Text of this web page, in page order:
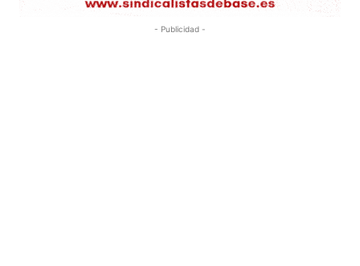
- Publicidad -